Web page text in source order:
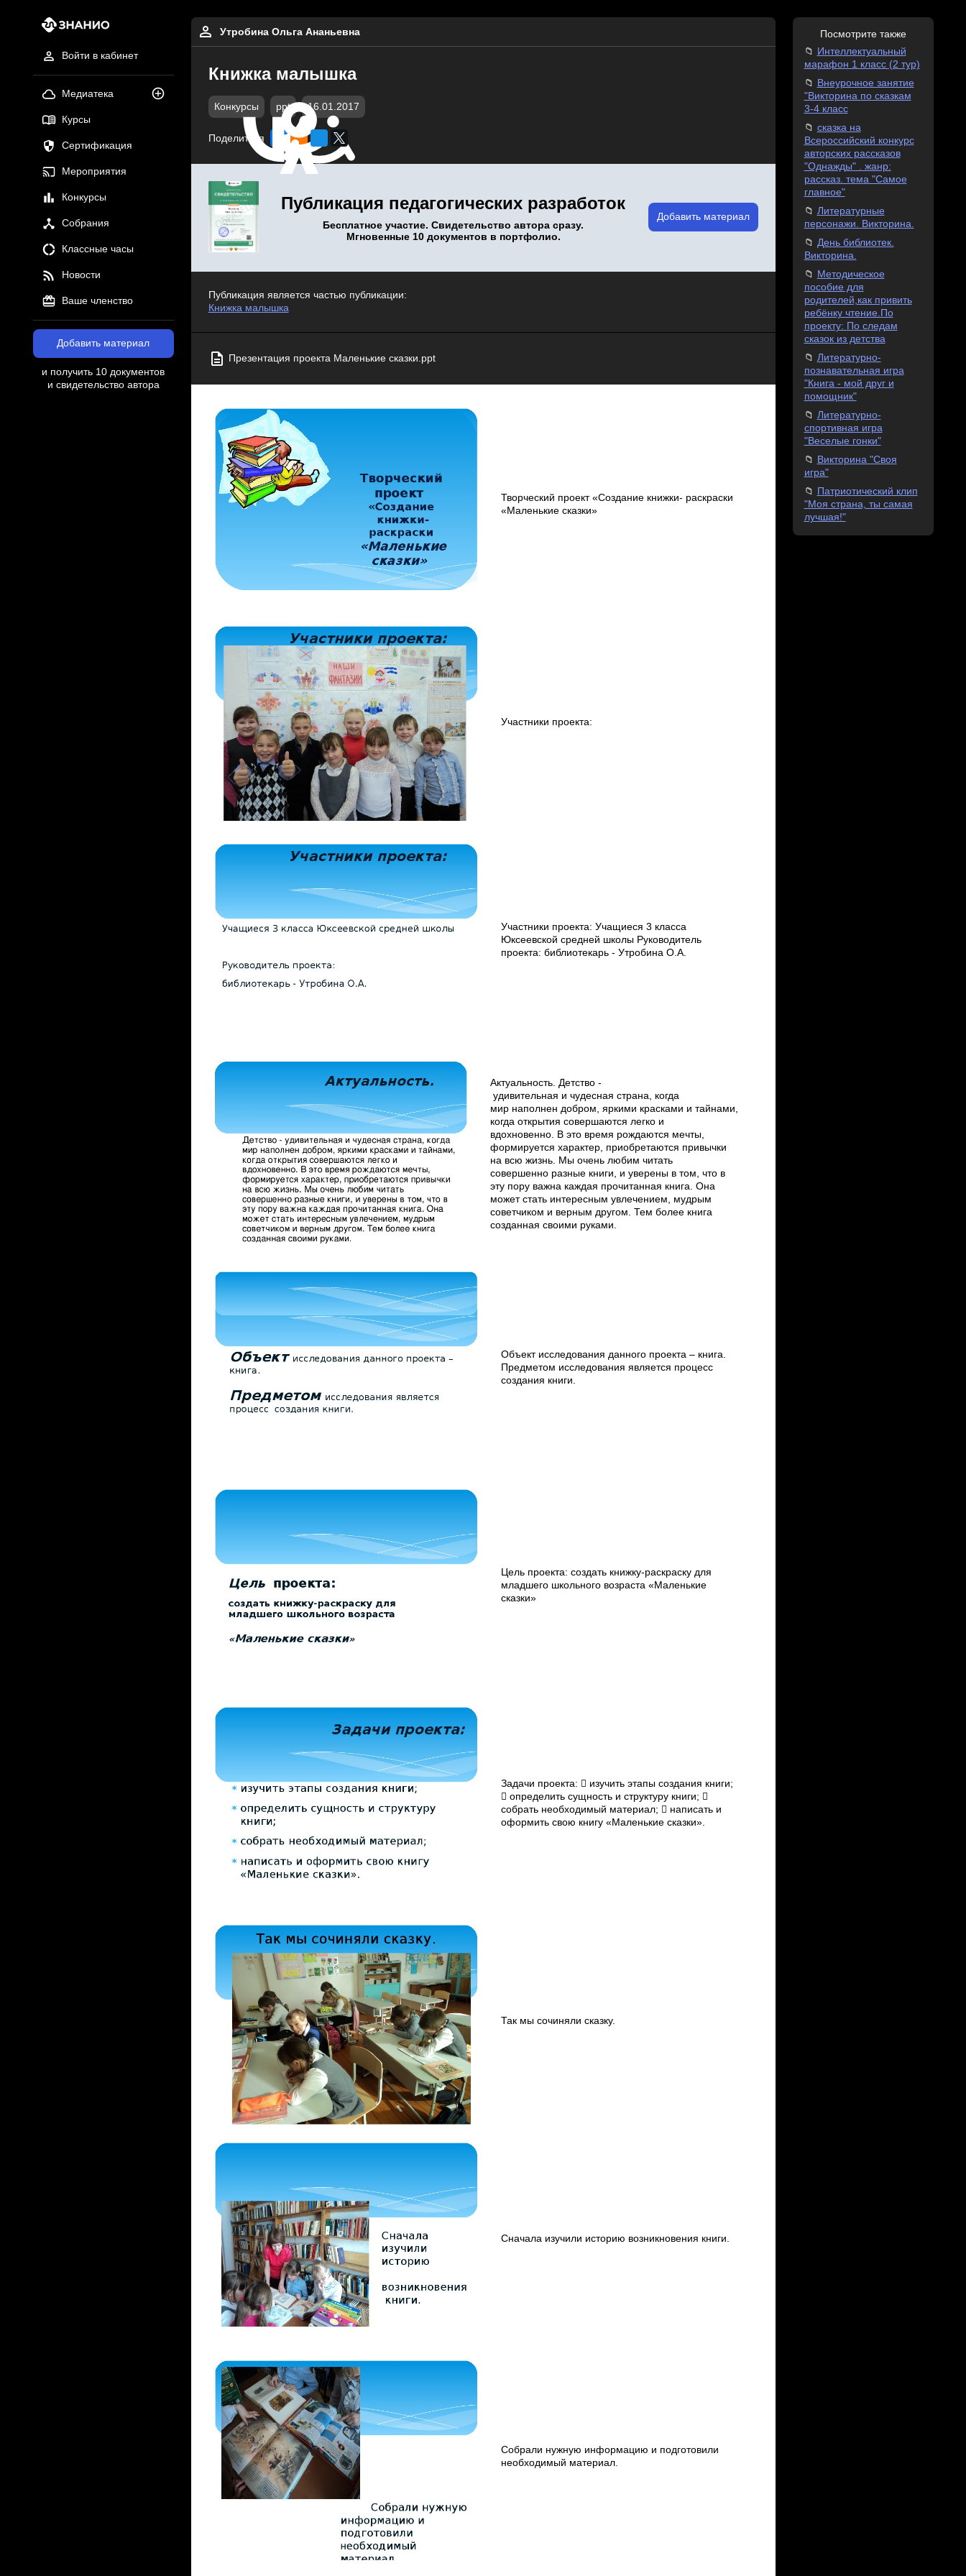
Войти в кабинет
Медиатека
Курсы
Сертификация
Мероприятия
Конкурсы
Собрания
Классные часы
Новости
Ваше членство
Добавить материал
и получить 10 документов
и свидетельство автора
Утробина Ольга Ананьевна
Книжка малышка
Конкурсы ppt 16.01.2017
Поделиться
Публикация педагогических разработок
Бесплатное участие. Свидетельство автора сразу.
Мгновенные 10 документов в портфолио.
Добавить материал
Публикация является частью публикации:
Книжка малышка
Презентация проекта Маленькие сказки.ppt
Творческий проект «Создание книжки- раскраски
«Маленькие сказки»
Участники проекта:
Участники проекта: Учащиеся 3 класса
Юксеевской средней школы Руководитель
проекта: библиотекарь - Утробина О.А.
Актуальность. Детство ­
удивительная и чудесная страна, когда
мир наполнен добром, яркими красками и тайнами,
когда открытия совершаются легко и
вдохновенно. В это время рождаются мечты,
формируется характер, приобретаются привычки
на всю жизнь. Мы очень любим читать
совершенно разные книги, и уверены в том, что в
эту пору важна каждая прочитанная книга. Она
может стать интересным увлечением, мудрым
советчиком и верным другом. Тем более книга
созданная своими руками.
Объект исследования данного проекта – книга.
Предметом исследования является процесс
создания книги.
Цель проекта: создать книжку-раскраску для
младшего школьного возраста «Маленькие
сказки»
Задачи проекта:  изучить этапы создания книги;
 определить сущность и структуру книги; 
собрать необходимый материал;  написать и
оформить свою книгу «Маленькие сказки».
Так мы сочиняли сказку.
Сначала изучили историю возникновения книги.
Собрали нужную информацию и подготовили
необходимый материал.
Посмотрите также
Интеллектуальный
марафон 1 класс (2 тур)
Внеурочное занятие
"Викторина по сказкам
3-4 класс
сказка на
Всероссийский конкурс
авторских рассказов
"Однажды" . жанр:
рассказ. тема "Самое
главное"
Литературные
персонажи. Викторина.
День библиотек.
Викторина.
Методическое
пособие для
родителей,как привить
ребёнку чтение.По
проекту: По следам
сказок из детства
Литературно-
познавательная игра
"Книга - мой друг и
помощник"
Литературно-
спортивная игра
"Веселые гонки"
Викторина "Своя
игра"
Патриотический клип
"Моя страна, ты самая
лучшая!"